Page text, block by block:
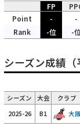
FP
Point
- -
Rank
-位 -
シーズン成績（
シーズン 大会 クラブ
2025-26
B1 大